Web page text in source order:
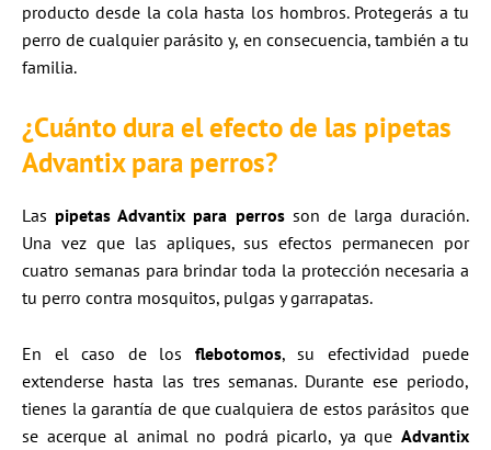
producto desde la cola hasta los hombros. Protegerás a tu
perro de cualquier parásito y, en consecuencia, también a tu
familia.
¿Cuánto dura el efecto de las pipetas
Advantix para perros?
Laspipetas Advantix para perrosson de larga duración.
Una vez que las apliques, sus efectos permanecen por
cuatro semanas para brindar toda la protección necesaria a
tu perro contra mosquitos, pulgas y garrapatas.
En el caso de los flebotomos, su efectividad puede
extenderse hasta las tres semanas. Durante ese periodo,
tienes la garantía de que cualquiera de estos parásitos que
se acerque al animal no podrá picarlo, ya que Advantix